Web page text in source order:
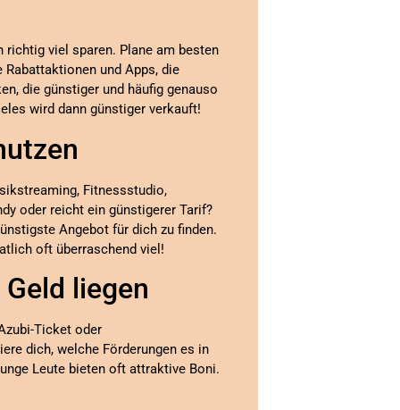
richtig viel sparen. Plane am besten
und Apps, die
die günstiger und häufig genauso
wird dann günstiger verkauft!
Fitnessstudio,
oder reicht ein günstigerer Tarif?
Angebot für dich zu finden.
oft überraschend viel!
liegen
Ticket oder
dich, welche Förderungen es in
Leute bieten oft attraktive Boni.